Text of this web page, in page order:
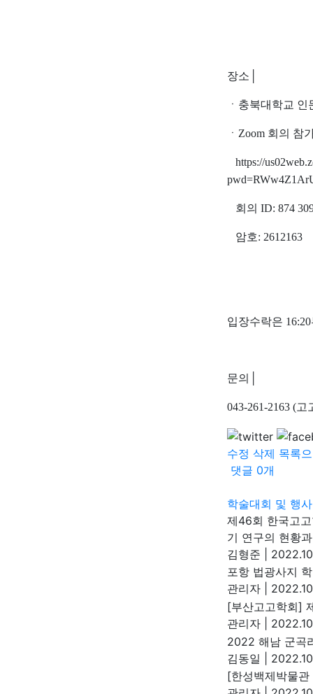
장소
ㆍ 충북대학교 인
ㆍ Zoom 회의 참
https://
회의 ID: 874
암호: 2612163
입장수락은 16:20
문의
043-261-2163 (고
수정 삭제 목록
댓글 0개
학술대회 및 행사
제46회 한국고
기 연구의 현황
김형준
포항 법광사지
관리자
[부산고고학회]
관리자
2022 해남 군곡
김동일
[한성백제박물